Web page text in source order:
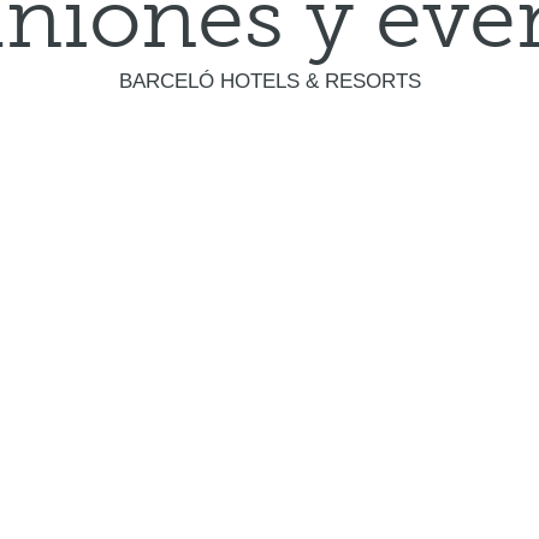
y
BARCELÓ HOTELS & RESORTS